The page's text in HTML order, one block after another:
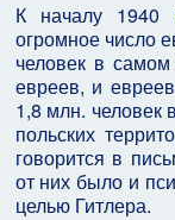
К началу 1940
огромное число
человек в
евреев, и
1,8 млн. человек
польских
говорится в
от них было и
целью Гитлера.